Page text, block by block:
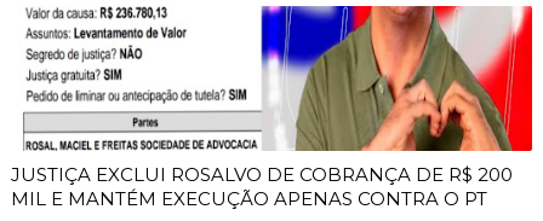
JUSTIÇA EXCLUI ROSALVO DE COBRANÇA DE R$ 200
MIL E MANTÉM EXECUÇÃO APENAS CONTRA O PT